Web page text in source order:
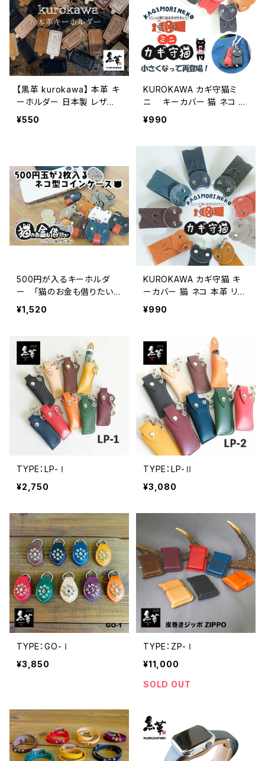
【黒革 kurokawa】 本革 キ
ーホルダー 日本製 レザー
キーリング 革 シンプル メン
¥550
KUROKAWA カギ守猫ミ
ニ キーカバー 猫 ネコ 本
革 リング付き 鍵カバー カ
¥990
500円が入るキーホルダ
ー 「猫のお金も借りたい」
¥1,520
KUROKAWA カギ守猫 キ
ーカバー 猫 ネコ 本革 リン
グ付き 鍵カバー カラフル 9
¥990
TYPE：LP-Ⅰ
¥2,750
TYPE：LP-Ⅱ
¥3,080
TYPE：GO-Ⅰ
¥3,850
TYPE：ZP-Ⅰ
¥11,000
SOLD OUT